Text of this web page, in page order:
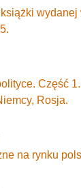
Część
Rosja.
na rynku